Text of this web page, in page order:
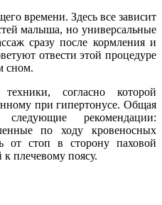
времени. Здесь все зависит
малыша, но универсальные
сразу после кормления и
отвести этой процедуре
сном.
согласно которой
при гипертонусе. Общая
следующие рекомендации:
по ходу кровеносных
от стоп в сторону паховой
к плечевому поясу.